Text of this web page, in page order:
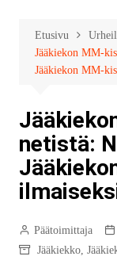
Etusivu
Jääkiekon MM-
Jääkiekon MM-
netistä:
Päätoimittaja
Jääkiekko,